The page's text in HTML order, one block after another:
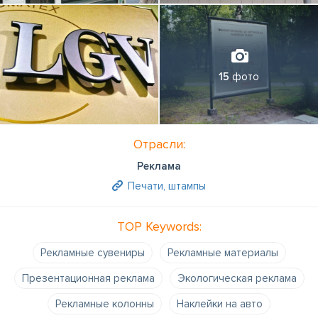
15 фото
Отрасли:
Реклама
Печати, штампы
TOP Keywords:
Рекламные сувениры
Рекламные материалы
Презентационная реклама
Экологическая реклама
Рекламные колонны
Наклейки на авто